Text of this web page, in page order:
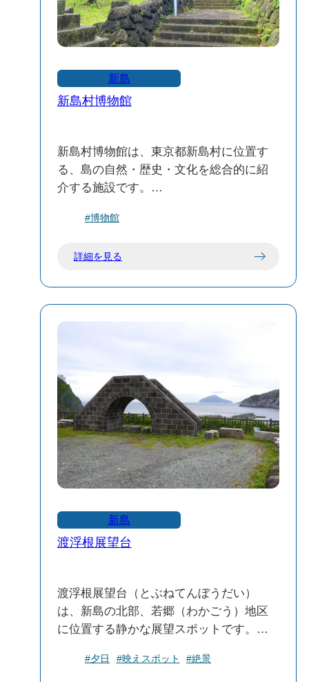
「モヤイ」という名称は、イースター島
の「モアイ像」に由来しつつも、新島の
方言で「力を合わせる」「助け合う」と
いった意味を持つ「もやい」から名付け
られました。これは、島民の協力と連帯
の精神を象徴しています。
新島には50体以上のモヤイ像が点在して
おり、特に「モヤイの丘」には多くの像
が集まっています。これらの像は、プロ
の彫刻家や島民、観光客によって制作さ
ます。
🏙️ 渋谷のモヤイ像との関係
渋谷駅西口にあるモヤイ像は、1980年に
新島村が東京都への移管100周年を記念し
は渋谷フクラス西側広場に移設されてい
ます。
新島を訪れる際は、島内に点在するモヤ
イ像を巡りながら、島の自然や文化、そ
して人々の温かさを感じてみてくださ
い。
新島
新島村博物館
新島村博物館は、東京都新島村に位置す
る、島の自然・歴史・文化を総合的に紹
介する施設です。
ピラミッド型の建物が特徴で、島のシン
ネルと音声ガイド（日本語・英語）で解
コーガ石とリパリ島の軽石の比較展示：
成分比較表もあり、地質学的な視点から
の展示。
化石や砂浜の成り立ちの解説：新島の砂
浜を構成する成分を細かく展示。
島の生物紹介：鳥や昆虫など、新島村の
生き物を画像で紹介。
田原遺跡のジオラマ：新島・田原遺跡か
ら出土した配石遺構を再現。
古文書や流人帳の展示：1668年から1871
年までの204年間にわたる流人帳（複製）
笑、懐月堂安度の作品を紹介。
2階：サーフィン文化と特別展示
60年代の手作りサーフボード展示：新島
#博物館
詳細を見る
新島
渡浮根展望台
渡浮根展望台（とぶねてんぼうだい）
は、新島の北部、若郷（わかごう）地区
に位置する静かな展望スポットです。コ
漁港や集落、さらに海の向こうに利島
#夕日 #映えスポット #絶景